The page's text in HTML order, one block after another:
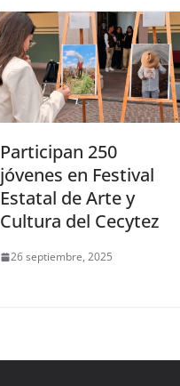
Participan 250
jóvenes en Festival
Estatal de Arte y
Cultura del Cecytez
26 septiembre, 2025